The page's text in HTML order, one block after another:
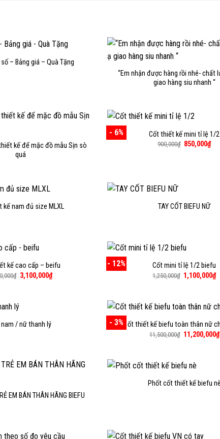
– Bảng giá – Quà Tặng
“Em nhận được hàng rồi nhé- chất
giao hàng siu nhanh “
kế để mặc đồ mẫu Sịn sò
quá
- 6% Cốt thiết kế mini tỉ lệ 1/2
900,000₫ Giá
850,000₫Giá
hiện
kế nam đủ size MLXL TAY CỐT BIEFU NỮ
kế cao cấp – beifu
₫ Giá
gốc
3,100,000₫Giá
hiện
- 12% Cốt mini tỉ lệ 1/2 biefu
1,250,000₫ Giá
gốc
1,100,000₫Giá
/ nữ thanh lý - 3% Cốt thiết kế biefu toàn thân nữ
11,500,000₫ Giá
gốc
11,200,000₫
EM BÁN THÂN HÃNG BIEFU
Phốt cốt thiết kế biefu nè